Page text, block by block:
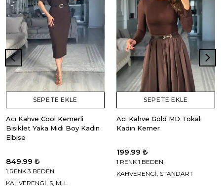
SEPETE EKLE
Acı Kahve Cool Kemerli
Bisiklet Yaka Midi Boy Kadın
Elbise
849.99 ₺
1 RENK 3 BEDEN
KAHVERENGİ, S, M, L
SEPETE EKLE
Acı Kahve Gold MD Tokalı
Kadın Kemer
199.99 ₺
1 RENK 1 BEDEN
KAHVERENGİ, STANDART